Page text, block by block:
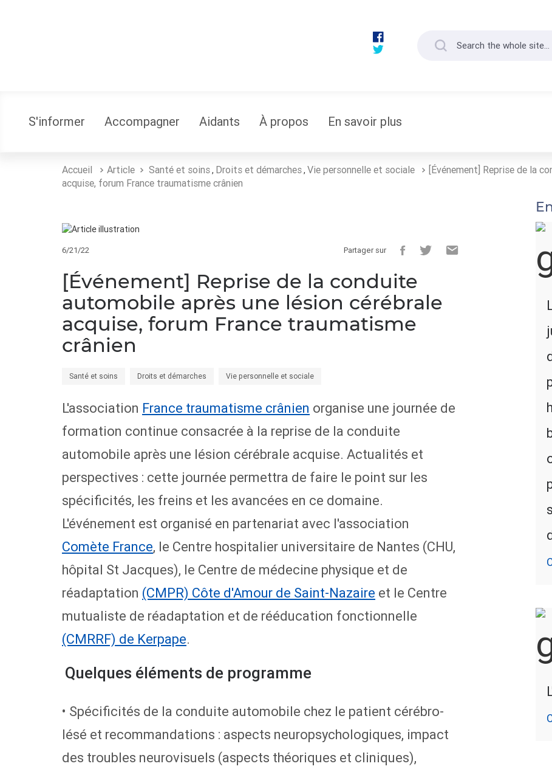
S'informer Accompagner Aidants À propos En savoir plus
Accueil Article Santé et soins, Droits et démarches, Vie personnelle et sociale
[Événement] Reprise de la
acquise, forum France traumatisme crânien
6/21/22 Partager sur
[Événement] Reprise de la conduite
automobile après une lésion cérébrale
acquise, forum France traumatisme
crânien
Santé et soins Droits et démarches Vie personnelle et sociale
L'association France traumatisme crânien organise une journée de
formation continue consacrée à la reprise de la conduite
automobile après une lésion cérébrale acquise. Actualités et
perspectives : cette journée permettra de faire le point sur les
spécificités, les freins et les avancées en ce domaine.
L'événement est organisé en partenariat avec l'association
Comète France, le Centre hospitalier universitaire de Nantes (CHU,
hôpital St Jacques), le Centre de médecine physique et de
réadaptation (CMPR) Côte d'Amour de Saint-Nazaire et le Centre
mutualiste de réadaptation et de rééducation fonctionnelle
(CMRRF) de Kerpape.
Quelques éléments de programme
• Spécificités de la conduite automobile chez le patient cérébro-
lésé et recommandations : aspects neuropsychologiques, impact
des troubles neurovisuels (aspects théoriques et cliniques),